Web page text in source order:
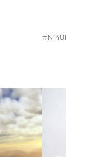
#N°481